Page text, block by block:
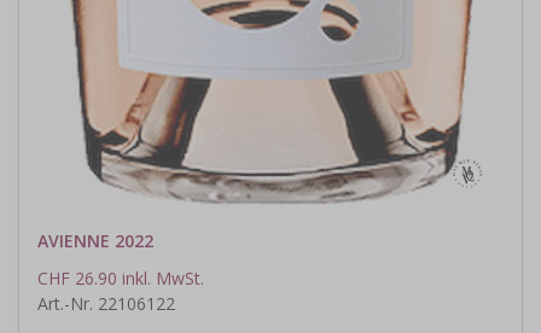
AVIENNE 2022
CHF 26.90 inkl. MwSt.
Art.-Nr. 22106122